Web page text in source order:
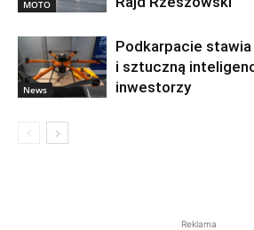
MOTO
News
Podkarpacie
i sztuczną
inwestorzy
Reklama